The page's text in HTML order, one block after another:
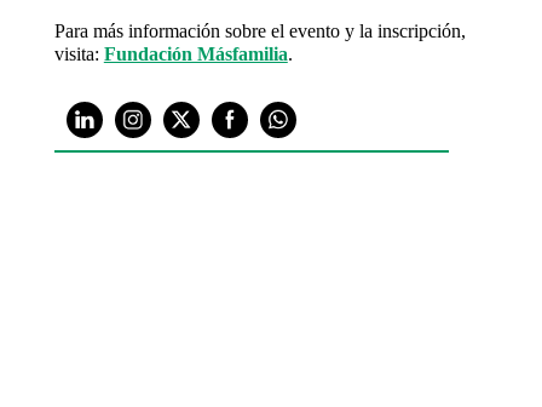
Para más información sobre el evento y la inscripción,
visita: Fundación Másfamilia.